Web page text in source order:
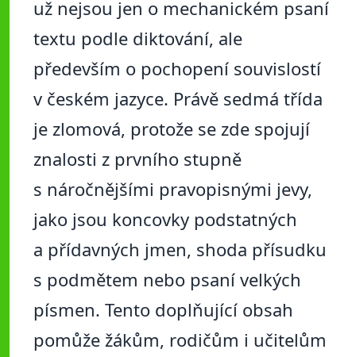
už nejsou jen o mechanickém psaní
textu podle diktování, ale
především o pochopení souvislostí
v českém jazyce. Právě sedmá třída
je zlomová, protože se zde spojují
znalosti z prvního stupně
s náročnějšími pravopisnými jevy,
jako jsou koncovky podstatných
a přídavných jmen, shoda přísudku
s podmětem nebo psaní velkých
písmen. Tento doplňující obsah
pomůže žákům, rodičům i učitelům